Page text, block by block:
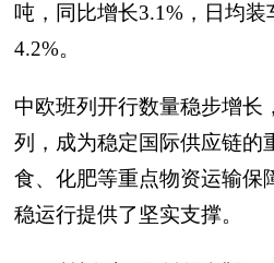
吨，同比增长3.1%，日均
4.2%。
中欧班列开行数量稳步增长
列，成为稳定国际供应链的
食、化肥等重点物资运输保
稳运行提供了坚实支撑。